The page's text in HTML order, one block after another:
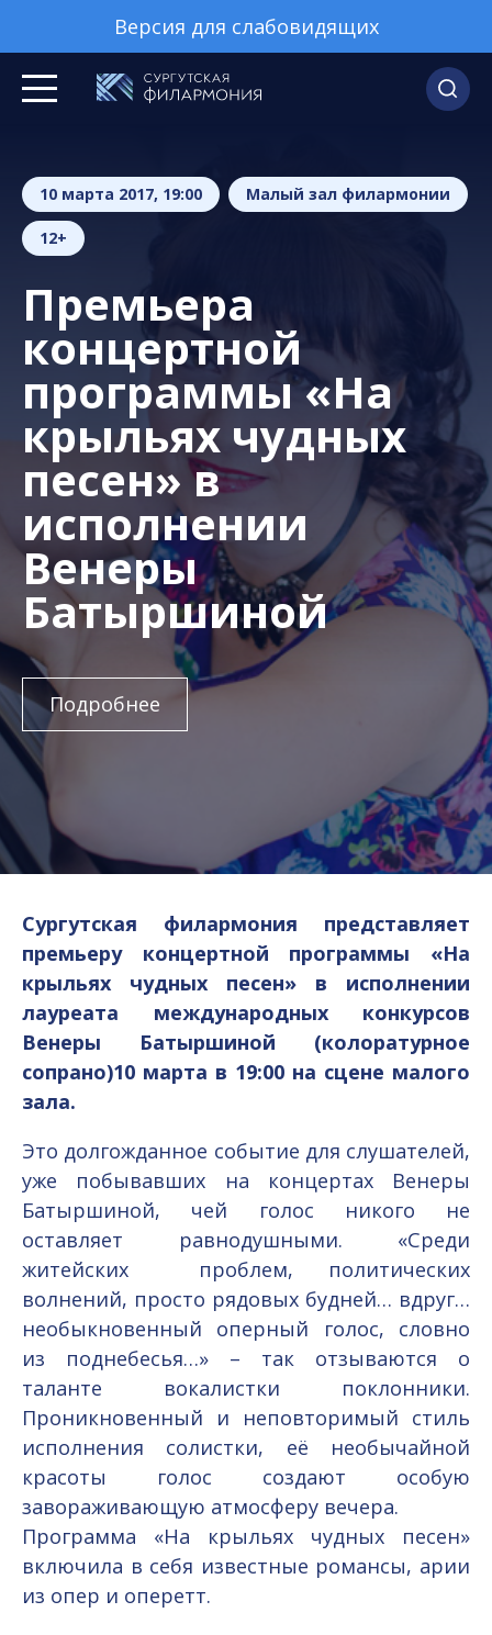
Версия для слабовидящих
10 марта 2017, 19:00 Малый зал филармонии
12+
Премьера
концертной
программы «На
крыльях чудных
песен» в
исполнении
Венеры
Батыршиной
Подробнее
Сургутская филармония представляет
премьеру концертной программы «На
крыльях чудных песен» в исполнении
лауреата международных конкурсов
Венеры Батыршиной (колоратурное
сопрано)10 марта в 19:00 на сцене малого
зала.
Это долгожданное событие для слушателей,
уже побывавших на концертах Венеры
Батыршиной, чей голос никого не
оставляет равнодушными. «Среди
житейских проблем, политических
волнений, просто рядовых будней… вдруг…
необыкновенный оперный голос, словно
из поднебесья…» – так отзываются о
таланте вокалистки поклонники.
Проникновенный и неповторимый стиль
исполнения солистки, её необычайной
красоты голос создают особую
завораживающую атмосферу вечера.
Программа «На крыльях чудных песен»
включила в себя известные романсы, арии
из опер и оперетт.